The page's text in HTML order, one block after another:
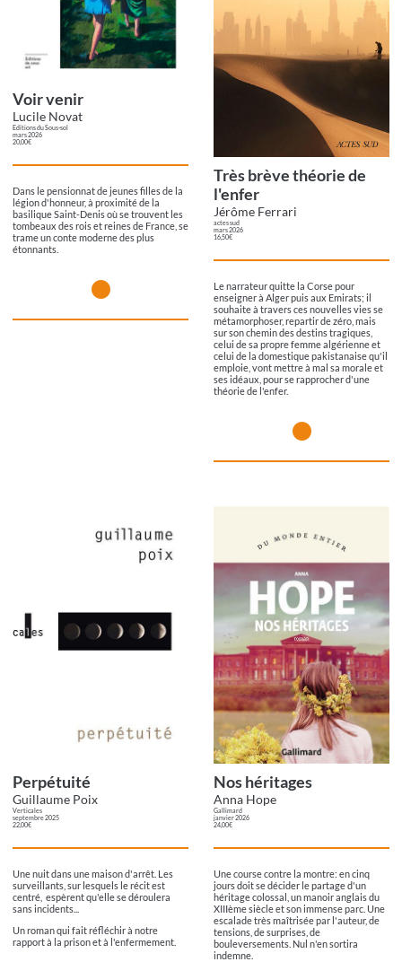
Voir venir
Lucile Novat
Editions du Sous-sol
mars 2026
20,00€
Dans le pensionnat de jeunes filles de la
légion d'honneur, à proximité de la
basilique Saint-Denis où se trouvent les
tombeaux des rois et reines de France, se
trame un conte moderne des plus
étonnants.
Très brève théorie de
l'enfer
Jérôme Ferrari
actes sud
mars 2026
16,50€
Le narrateur quitte la Corse pour
enseigner à Alger puis aux Emirats; il
souhaite à travers ces nouvelles vies se
métamorphoser, repartir de zéro, mais
sur son chemin des destins tragiques,
celui de sa propre femme algérienne et
celui de la domestique pakistanaise qu'il
emploie, vont mettre à mal sa morale et
ses idéaux, pour se rapprocher d'une
théorie de l'enfer.
Perpétuité
Guillaume Poix
Verticales
septembre 2025
22,00€
Une nuit dans une maison d'arrêt. Les
surveillants, sur lesquels le récit est
centré, espèrent qu'elle se déroulera
sans incidents...
Un roman qui fait réfléchir à notre
rapport à la prison et à l'enfermement.
Nos héritages
Anna Hope
Gallimard
janvier 2026
24,00€
Une course contre la montre: en cinq
jours doit se décider le partage d'un
héritage colossal, un manoir anglais du
XIIIème siècle et son immense parc. Une
escalade très maîtrisée par l'auteur, de
tensions, de surprises, de
bouleversements. Nul n'en sortira
indemne.